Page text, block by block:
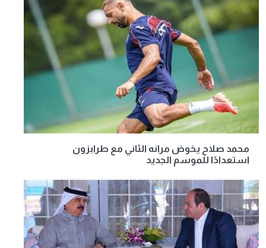
محمد صلاح يخوض مرانه الثاني مع طرابزون
استعدادًا للموسم الجديد